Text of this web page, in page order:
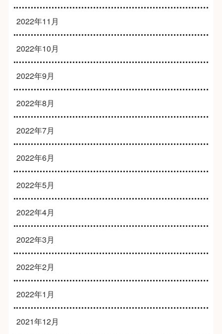
2022年11月
2022年10月
2022年9月
2022年8月
2022年7月
2022年6月
2022年5月
2022年4月
2022年3月
2022年2月
2022年1月
2021年12月